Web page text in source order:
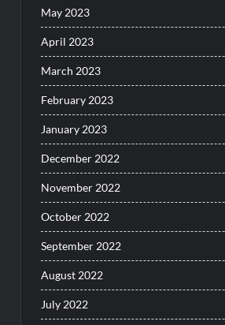
May 2023
April 2023
March 2023
February 2023
January 2023
December 2022
November 2022
October 2022
September 2022
August 2022
July 2022